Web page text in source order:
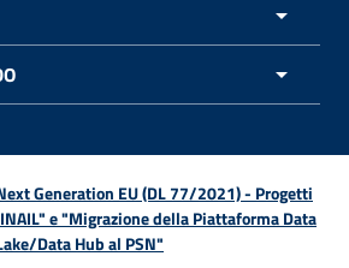
Generation EU (DL 77/2021) - Progetti
e "Migrazione della Piattaforma Data
Data Hub al PSN"